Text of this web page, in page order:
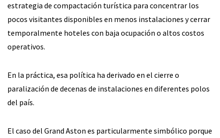
estrategia de compactación turística para concentrar los
pocos visitantes disponibles en menos instalaciones y cerrar
temporalmente hoteles con baja ocupación o altos costos
operativos.
En la práctica, esa política ha derivado en el cierre o
paralización de decenas de instalaciones en diferentes polos
del país.
El caso del Grand Aston es particularmente simbólico porque